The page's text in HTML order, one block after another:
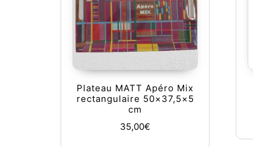
Plateau MATT Apéro Mix
rectangulaire 50×37,5×5
cm
35,00€